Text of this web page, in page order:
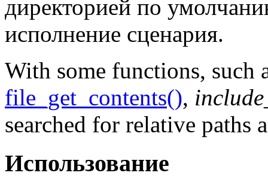
директорией по
исполнение сценария.
With some functions, such
file_get_contents(),
searched for relative paths
Использование